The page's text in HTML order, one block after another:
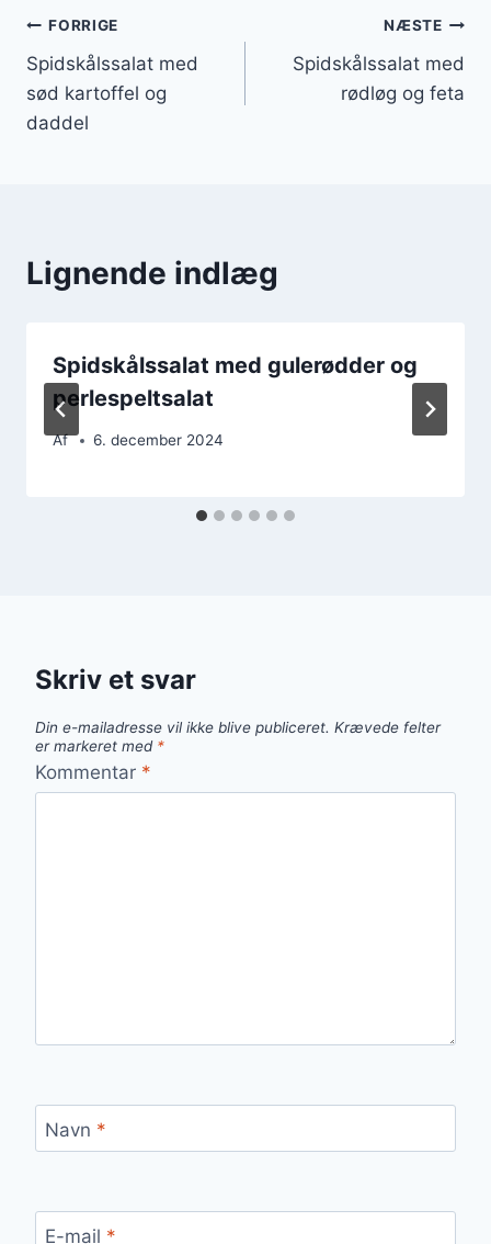
Indlægsnavigation
FORRIGE
Spidskålssalat med
sød kartoffel og
daddel
NÆSTE
Spidskålssalat med
rødløg og feta
Lignende indlæg
Spidskålssalat med gulerødder og
perlespeltsalat
Af 6. december 2024
Skriv et svar
Din e-mailadresse vil ikke blive publiceret. Krævede felter
er markeret med *
Kommentar *
Navn *
E-mail *